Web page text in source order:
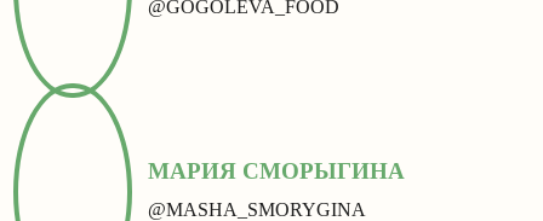
@GOGOLEVA_FOOD
МАРИЯ СМОРЫГИНА
@MASHA_SMORYGINA